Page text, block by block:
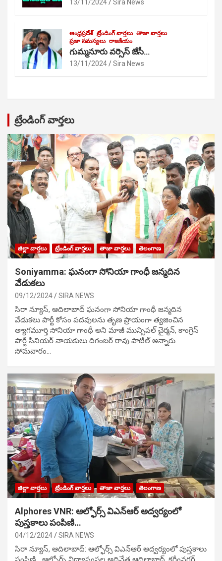
13/11/2024 Sira News
ఆంధ్రప్రదేశ్ ట్రేండింగ్ వార్తలు తాజా వార్తలు
ప్రజా సమస్యలు రాజకీయం
గుమ్మనూరు వర్సెస్ జేసీ…
13/11/2024 Sira News
ట్రేండింగ్ వార్తలు
జిల్లా వార్తలు ట్రేండింగ్ వార్తలు తాజా వార్తలు తెలంగాణ
Soniyamma: ఘ‌నంగా సోనియా గాంధీ జ‌న్మ‌దిన
వేడుక‌లు
09/12/2024 SIRA NEWS
సిరా న్యూస్, ఆదిలాబాద్ ఘ‌నంగా సోనియా గాంధీ జ‌న్మ‌దిన
వేడుక‌లు పార్టీ కోసం ప‌ద‌వుల‌ను తృణ ప్రాయంగా త్య‌జించిన
త్యాగమూర్తి సోనియా గాంధీ అని మాజీ మున్సిప‌ల్ చైర్మ‌న్, కాంగ్రెస్
పార్టీ సీనియ‌ర్ నాయ‌కులు దిగంబ‌ర్ రావు పాటిల్ అన్నారు.
సోమవారం…
జిల్లా వార్తలు ట్రేండింగ్ వార్తలు తాజా వార్తలు తెలంగాణ
Alphores VNR: ఆల్ఫోర్స్ విఎన్ఆర్ అద్వర్యంలో
పుస్తకాలు పంపిణి…
04/12/2024 SIRA NEWS
సిరా న్యూస్, ఆదిలాబాద్: ఆల్ఫోర్స్ విఎన్ఆర్ అద్వర్యంలో పుస్తకాలు